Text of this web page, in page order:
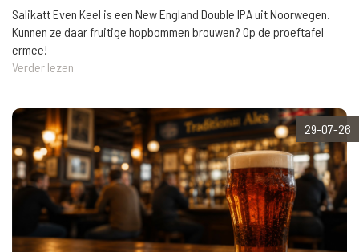
Salikatt Even Keel is een New England Double IPA uit Noorwegen.
Kunnen ze daar fruitige hopbommen brouwen? Op de proeftafel
ermee!
Verder lezen
29-07-26